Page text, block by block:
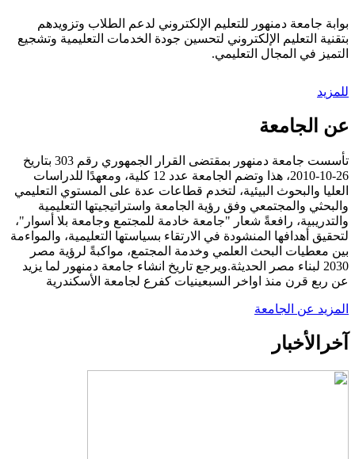
بوابة جامعة دمنهور للتعليم الإلكتروني لدعم الطلاب وتزويدهم
بتقنية التعليم الإلكتروني لتحسين جودة الخدمات التعليمية وتشجيع
التميز في المجال التعليمي.
للمزيد
عن الجامعة
تأسست جامعة دمنهور بمقتضى القرار الجمهوري رقم 303 بتاريخ
26-10-2010، هذا وتضم الجامعة عدد 12 كلية، ومعهدًا للدراسات
العليا والبحوث البيئية، لتخدم قطاعات عدة على المستوي التعليمي
والبحثي والمجتمعي وفق رؤية الجامعة واستراتيجيتها التعليمية
والتدريبية، رافعةً شعار "جامعة خادمة للمجتمع وجامعة بلا أسوار"،
لتحقيق أهدافها المنشودة في الارتقاء بسياستها التعليمية، والمواءمة
بين معطيات البحث العلمي وخدمة المجتمع، مواكبةً لرؤية مصر
2030 لبناء مصر الحديثة.ويرجع تاريخ انشاء جامعة دمنهور لما يزيد
عن ربع قرن منذ اواخر السبعينيات كفرع لجامعة الأسكندرية
المزيد عن الجامعة
آخر الأخبار